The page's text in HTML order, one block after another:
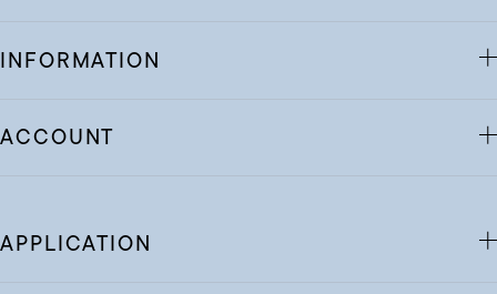
INFORMATION
ACCOUNT
APPLICATION